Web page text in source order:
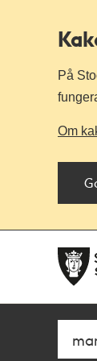
På
Om
navigationen
Sök